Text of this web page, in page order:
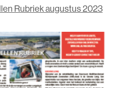
Rubriek augustus 2023